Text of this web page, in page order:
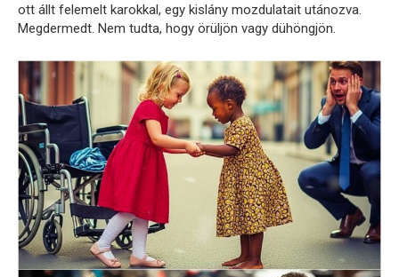
ott állt felemelt karokkal, egy kislány mozdulatait utánozva.
Megdermedt. Nem tudta, hogy örüljön vagy dühöngjön.